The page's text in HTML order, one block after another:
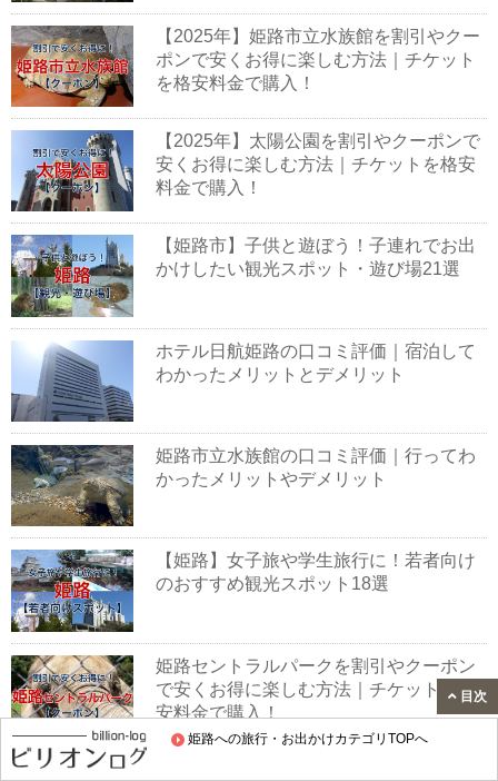
姫路への旅行・お出かけカテゴリTOPへ
【2025年】姫路市立水族館を割引やクー
ポンで安くお得に楽しむ方法｜チケット
を格安料金で購入！
【2025年】太陽公園を割引やクーポンで
安くお得に楽しむ方法｜チケットを格安
料金で購入！
【姫路市】子供と遊ぼう！子連れでお出
かけしたい観光スポット・遊び場21選
ホテル日航姫路の口コミ評価｜宿泊して
わかったメリットとデメリット
姫路市立水族館の口コミ評価｜行ってわ
かったメリットやデメリット
【姫路】女子旅や学生旅行に！若者向け
のおすすめ観光スポット18選
姫路セントラルパークを割引やクーポン
で安くお得に楽しむ方法｜チケットを格
安料金で購入！
目次